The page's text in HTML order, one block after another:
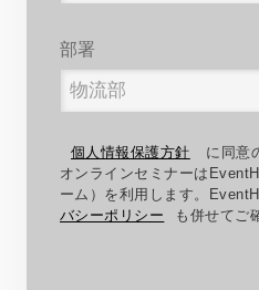
部署
個人情報保護方針
に同意
オンラインセミナーは
ーム）を利用します。
バシーポリシー
も併せてご